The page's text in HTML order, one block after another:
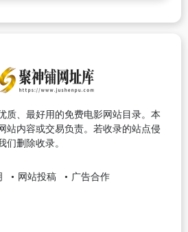
质、最好用的免费电影网站目录。本
站内容或交易负责。若收录的站点侵
们删除收录。
网站投稿 广告合作